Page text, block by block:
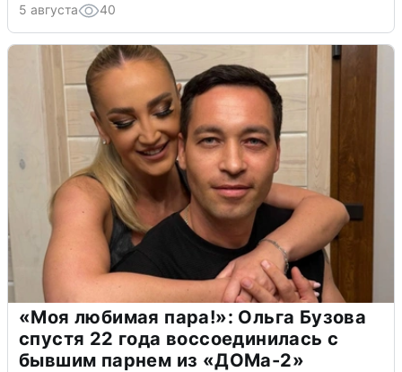
5 августа 40
«Моя любимая пара!»: Ольга Бузова
спустя 22 года воссоединилась с
бывшим парнем из «ДОМа-2»